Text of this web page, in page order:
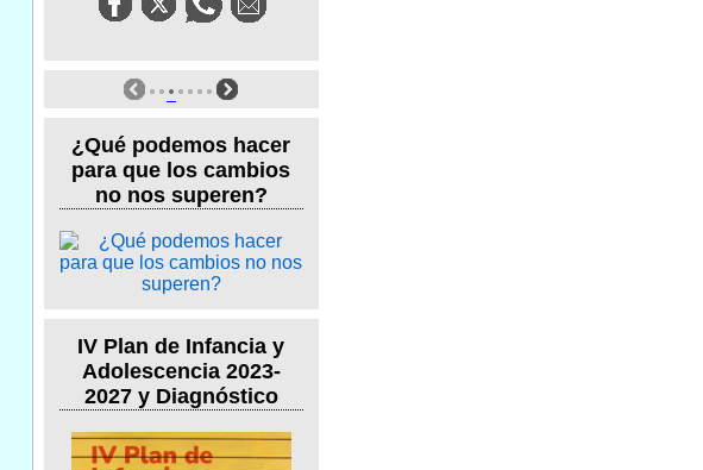
¿Qué podemos hacer
para que los cambios
no nos superen?
IV Plan de Infancia y
Adolescencia 2023-
2027 y Diagnóstico